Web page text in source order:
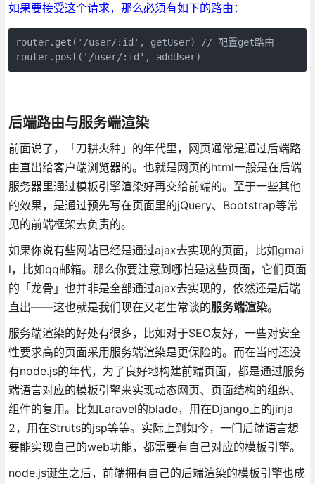
如果要接受这个请求，那么必须有如下的路由：
router.get('/user/:id', getUser) // 配置get路由
router.post('/user/:id', addUser)
后端路由与服务端渲染
前面说了，「刀耕火种」的年代里，网页通常是通过后端路
由直出给客户端浏览器的。也就是网页的html一般是在后端
服务器里通过模板引擎渲染好再交给前端的。至于一些其他
的效果，是通过预先写在页面里的jQuery、Bootstrap等常
见的前端框架去负责的。
如果你说有些网站已经是通过ajax去实现的页面，比如gmai
l，比如qq邮箱。那么你要注意到哪怕是这些页面，它们页面
的「龙骨」也并非是全部通过ajax去实现的，依然还是后端
直出——这也就是我们现在又老生常谈的服务端渲染。
服务端渲染的好处有很多，比如对于SEO友好，一些对安全
性要求高的页面采用服务端渲染是更保险的。而在当时还没
有node.js的年代，为了良好地构建前端页面，都是通过服务
端语言对应的模板引擎来实现动态网页、页面结构的组织、
组件的复用。比如Laravel的blade，用在Django上的jinja
2，用在Struts的jsp等等。实际上到如今，一门后端语言想
要能实现自己的web功能，都需要有自己对应的模板引擎。
node.js诞生之后，前端拥有自己的后端渲染的模板引擎也成